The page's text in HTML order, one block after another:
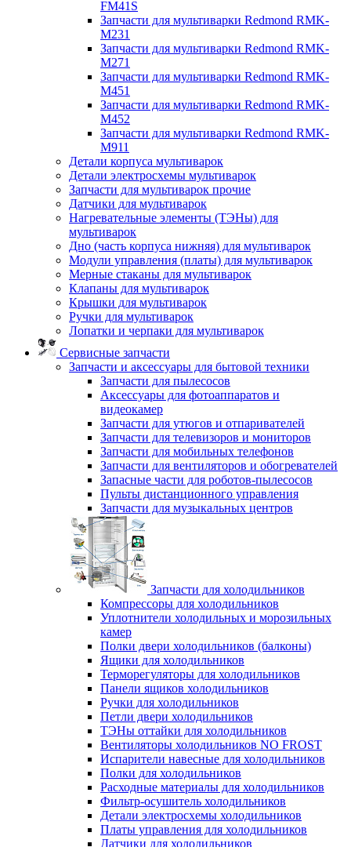
FM41S
Запчасти для мультиварки Redmond RMK-
M231
Запчасти для мультиварки Redmond RMK-
M271
Запчасти для мультиварки Redmond RMK-
M451
Запчасти для мультиварки Redmond RMK-
M452
Запчасти для мультиварки Redmond RMK-
M911
Детали корпуса мультиварок
Детали электросхемы мультиварок
Запчасти для мультиварок прочие
Датчики для мультиварок
Нагревательные элементы (ТЭНы) для
мультиварок
Дно (часть корпуса нижняя) для мультиварок
Модули управления (платы) для мультиварок
Мерные стаканы для мультиварок
Клапаны для мультиварок
Крышки для мультиварок
Ручки для мультиварок
Лопатки и черпаки для мультиварок
Сервисные запчасти
Запчасти и аксессуары для бытовой техники
Запчасти для пылесосов
Аксессуары для фотоаппаратов и
видеокамер
Запчасти для утюгов и отпаривателей
Запчасти для телевизоров и мониторов
Запчасти для мобильных телефонов
Запчасти для вентиляторов и обогревателей
Запасные части для роботов-пылесосов
Пульты дистанционного управления
Запчасти для музыкальных центров
Запчасти для холодильников
Компрессоры для холодильников
Уплотнители холодильных и морозильных
камер
Полки двери холодильников (балконы)
Ящики для холодильников
Терморегуляторы для холодильников
Панели ящиков холодильников
Ручки для холодильников
Петли двери холодильников
ТЭНы оттайки для холодильников
Вентиляторы холодильников NO FROST
Испарители навесные для холодильников
Полки для холодильников
Расходные материалы для холодильников
Фильтр-осушитель холодильников
Детали электросхемы холодильников
Платы управления для холодильников
Датчики для холодильников